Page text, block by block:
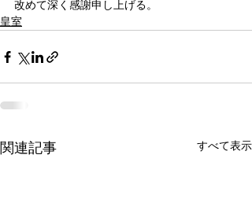
改めて深く感謝申し上げる。
皇室
関連記事 すべて表示